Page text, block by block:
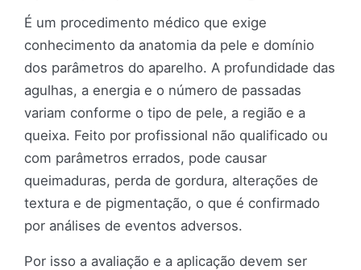
É um procedimento médico que exige
conhecimento da anatomia da pele e domínio
dos parâmetros do aparelho. A profundidade das
agulhas, a energia e o número de passadas
variam conforme o tipo de pele, a região e a
queixa. Feito por profissional não qualificado ou
com parâmetros errados, pode causar
queimaduras, perda de gordura, alterações de
textura e de pigmentação, o que é confirmado
por análises de eventos adversos.
Por isso a avaliação e a aplicação devem ser